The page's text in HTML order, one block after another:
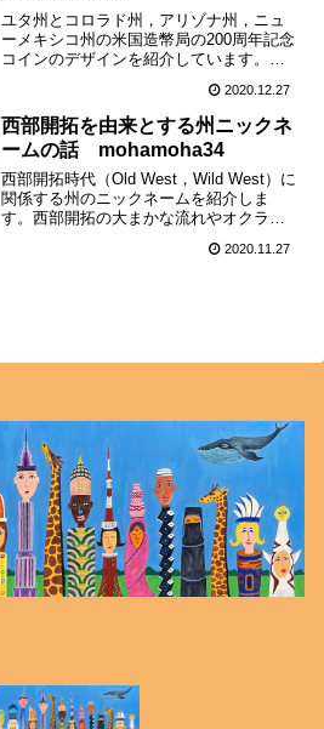
ユタ州とコロラド州，アリゾナ州，ニュ
ーメキシコ州の米国造幣局の200周年記念
コインのデザインを紹介しています。
「ロッキー山脈」「先住民ジア族の太陽
のシンボル」などを紹介しています。
2020.12.27
西部開拓を由来とする州ニックネ
ームの話 mohamoha34
西部開拓時代（Old West，Wild West）に
関係する州のニックネームを紹介しま
す。西部開拓の大まかな流れやオクラホ
州のバッキングホース・アンド・ライダ
2020.11.27